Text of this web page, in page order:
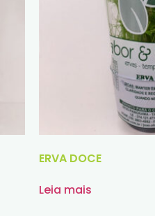
ERVA DOCE
Leia mais